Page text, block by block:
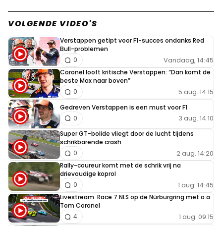
VOLGENDE VIDEO'S
Verstappen getipt voor F1-succes ondanks Red
Bull-problemen
Vandaag, 14:45
0
Coronel looft kritische Verstappen: “Dan komt de
beste Max naar boven”
5 aug. 14:15
0
Gedreven Verstappen is een must voor F1
3 aug. 14:10
0
Super GT-bolide vliegt door de lucht tijdens
schrikbarende crash
2 aug. 14:20
0
Rally-coureur komt met de schrik vrij na
drievoudige koprol
1 aug. 14:45
0
Livestream: Race 7 NLS op de Nürburgring met o.a.
Tom Coronel
1 aug. 09:15
4